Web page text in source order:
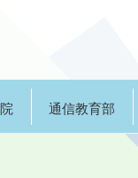
通信教育部